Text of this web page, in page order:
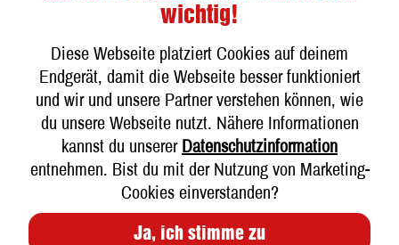
wichtig!
Diese Webseite platziert Cookies auf deinem
Endgerät, damit die Webseite besser funktioniert
und wir und unsere Partner verstehen können, wie
du unsere Webseite nutzt. Nähere Informationen
kannst du unsererDatenschutzinformation
entnehmen. Bist du mit der Nutzung von Marketing-
Cookies einverstanden?
Ja, ich stimme zu
Darin steckt natürlich Gutes.
In unsere Biere kommt nur Gutes aus der Natur:
kristallklares, weiches Wasser aus unserem eigenen
Tiefbrunnen. Schonend gedarrtes Getreide aus
deutschen Mälzereien. Ausgewählter Hopfen aus
Tettnang und der Hallertau. Und unsere Hefe aus
eigener Reinzucht.